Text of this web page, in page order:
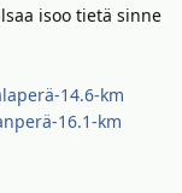
isoo tietä sinne
14.6-km
16.1-km